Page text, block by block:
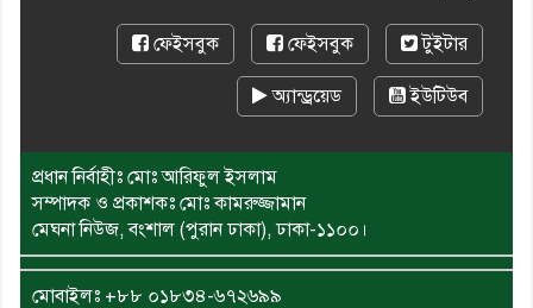
ফেইসবুক ফেইসবুক টুইটার
অ্যান্ড্রয়েড ইউটিউব
প্রধান নির্বাহীঃ মোঃ আরিফুল ইসলাম
সম্পাদক ও প্রকাশকঃ মোঃ কামরুজ্জামান
মেঘনা নিউজ, বংশাল (পুরান ঢাকা), ঢাকা-১১০০।
মোবাইলঃ +৮৮ ০১৮৩৪-৬৭২৬৯৯